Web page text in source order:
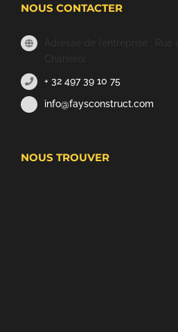
NOUS CONTACTER
+ 32 497 39 10 75
info@faysconstruct.com
NOUS TROUVER